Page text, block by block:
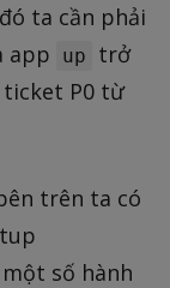
ta cần phải
app
up
trở
ticket P0 từ
trên ta có
số hành